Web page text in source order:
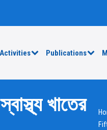
Activities Publications
খাতের